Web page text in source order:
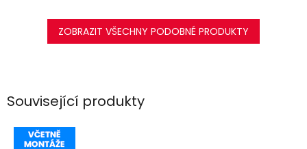
Související produkty
ZOBRAZIT VŠECHNY PODOBNÉ PRODUKTY